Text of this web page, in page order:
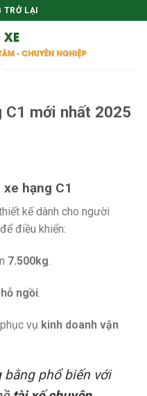
TRỞ LẠI
C1 mới nhất 2025
hạng C1
kế dành cho người
để điều khiển:
7.500kg.
ngồi
vụ kinh doanh vận
phổ biến với